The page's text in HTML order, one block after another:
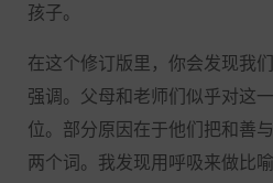
孩子。
在这个修订版里，你会发现我
强调。父母和老师们似乎对这
位。部分原因在于他们把和善
两个词。我发现用呼吸来做比